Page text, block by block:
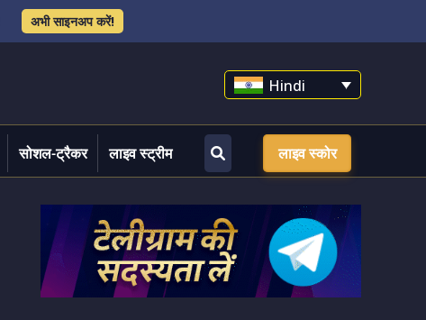
अभी साइनअप करें!
Hindi
सोशल-ट्रैकर लाइव स्ट्रीम लाइव स्कोर